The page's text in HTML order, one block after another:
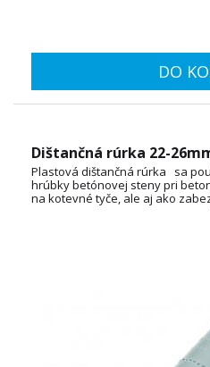
DO
Dištančná rúrka 22-
Plastová dištančná rúrka sa
hrúbky betónovej steny pri
na kotevné tyče, ale aj ako